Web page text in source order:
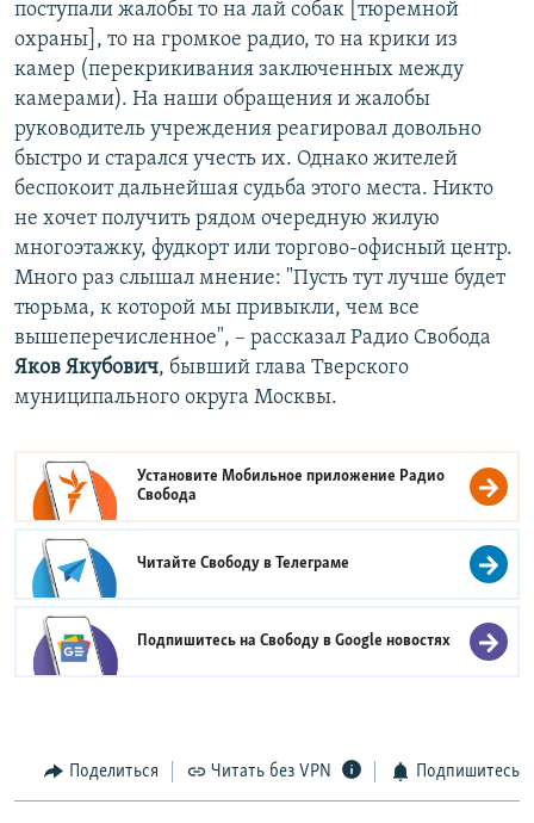
поступали жалобы то на лай собак [тюремной
охраны], то на громкое радио, то на крики из
камер (перекрикивания заключенных между
камерами). На наши обращения и жалобы
руководитель учреждения реагировал довольно
быстро и старался учесть их. Однако жителей
беспокоит дальнейшая судьба этого места. Никто
не хочет получить рядом очередную жилую
многоэтажку, фудкорт или торгово-офисный центр.
Много раз слышал мнение: "Пусть тут лучше будет
тюрьма, к которой мы привыкли, чем все
вышеперечисленное", – рассказал Радио Свобода
Яков Якубович, бывший глава Тверского
муниципального округа Москвы.
Установите Мобильное приложение Радио
Свобода
Читайте Свободу вТелеграме
Подпишитесь на Свободу вGoogle новостях
Поделиться Читать без VPN Подпишитесь